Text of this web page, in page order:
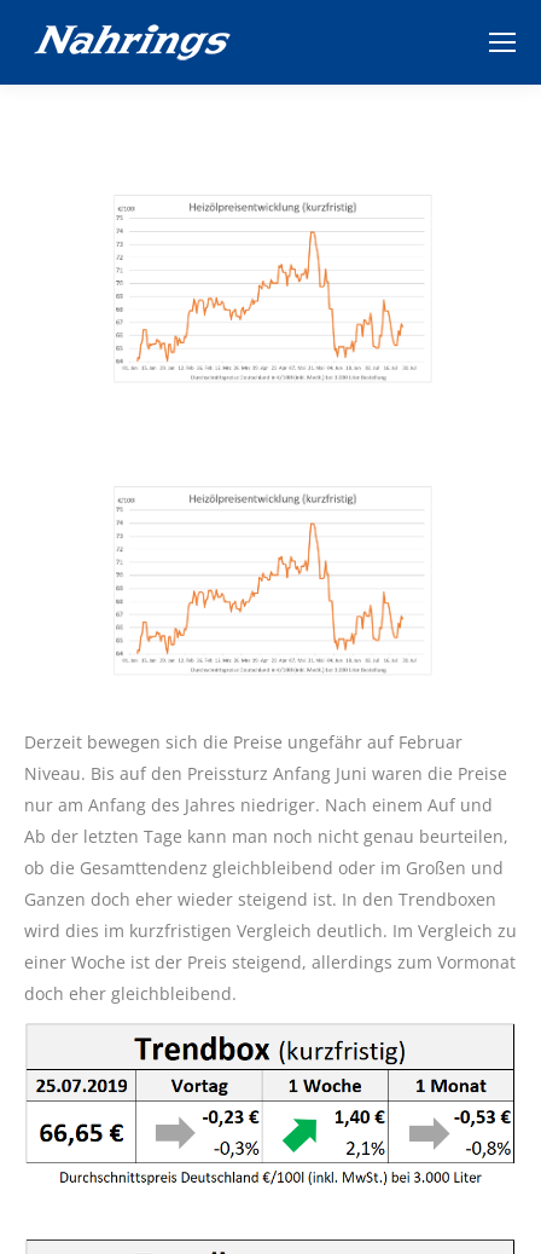
Derzeit bewegen sich die Preise ungefähr auf Februar
Niveau. Bis auf den Preissturz Anfang Juni waren die Preise
nur am Anfang des Jahres niedriger. Nach einem Auf und
Ab der letzten Tage kann man noch nicht genau beurteilen,
ob die Gesamttendenz gleichbleibend oder im Großen und
Ganzen doch eher wieder steigend ist. In den Trendboxen
wird dies im kurzfristigen Vergleich deutlich. Im Vergleich zu
einer Woche ist der Preis steigend, allerdings zum Vormonat
doch eher gleichbleibend.